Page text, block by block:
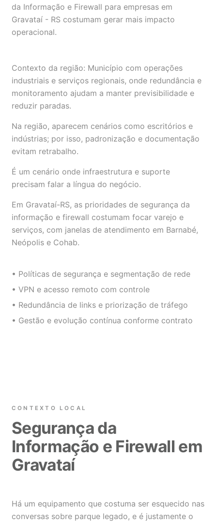
da Informação e Firewall para empresas em
Gravataí - RS costumam gerar mais impacto
operacional.
Contexto da região: Município com operações
industriais e serviços regionais, onde redundância e
monitoramento ajudam a manter previsibilidade e
reduzir paradas.
Na região, aparecem cenários como escritórios e
indústrias; por isso, padronização e documentação
evitam retrabalho.
É um cenário onde infraestrutura e suporte
precisam falar a língua do negócio.
Em Gravataí-RS, as prioridades de segurança da
informação e firewall costumam focar varejo e
serviços, com janelas de atendimento em Barnabé,
Neópolis e Cohab.
• Políticas de segurança e segmentação de rede
• VPN e acesso remoto com controle
• Redundância de links e priorização de tráfego
• Gestão e evolução contínua conforme contrato
CONTEXTO LOCAL
Segurança da
Informação e Firewall em
Gravataí
Há um equipamento que costuma ser esquecido nas
conversas sobre parque legado, e é justamente o